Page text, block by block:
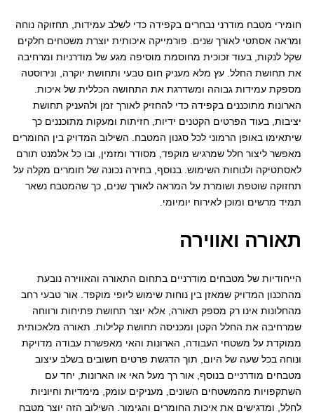
חומירי מטבח מודרני נבחרים בקפידה כדי לשלב עמידות, תחזוקה נוחה
ומראה אסתטי לאורך שנים. פורמייקה איכותית יוצרת משטחים חלקים
שקל לנקות, בעוד זכוכית מחוסמת מוסיפה מגע של מודרניות ומרחיבה
את תחושת החלל. עץ מלא מעניק חום טבעי ותחושת יוקרה, ונירוסטה
מספקת עמידות גבוהה ומשדרגת את התחושה הכללית של איכות.
הארונות מתוכננים בקפידה כדי להחזיק לאורך זמן ולהעניק תחושת
יציבות, בעוד הפרטים הקטנים ידיות, חזיתות ומעקות מתוכננים כך
שיתאימו באופן הרמוני לכל סגנון המטבח. השילוב המדויק בין החומרים
מאפשר ליצור חלל שמרגיש מוקפד, מסודר ומזמין, ובו כל אלמנט תורם
לאסתטיקה ולנוחות השימוש. בנוסף, בחירה נכונה של חומרים מקלה על
תחזוקה שוטפת ושומרת על המראה לאורך שנים, כך שהמטבח נשאר
תמיד מרשים ומוכן לאירוח יומיומי.
תאורה ואווירה
הייחודיות של מטבחים מודרניים בתחום התאורה והאווירה נובעת
מהתכנון המדויק שמאזן בין נוחות שימוש ליופי מוקפד. אור טבעי רחב
מהחלונות אינו רק מספק תאורה, אלא יוצר תחושת פתיחות ורווחה
שמרחיבה את החלל הקטן ומכניסה תחושת קלילות. תאורה מלאכותית
ממוקדת על משטחי העבודה, הארונות והאי מאפשרת עבודה מדויקת
ונוחה בכל שעה של היום, תוך הדגשת פרטים חשובים בשלב עיצוב
מטבחים מודרניים בנוסף, אור רך מעל האי או הארונות, יחד עם
השתקפויות מהמשטחים השונים, מעניקים עומק, מימדיות וחיוניות
לחלל, ומדגישים את איכות החומרים והגימור. השילוב הזה יוצר מטבח